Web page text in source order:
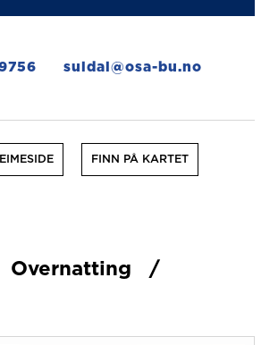
suldal@osa-bu.no
FINN PÅ KARTET
Overnatting /